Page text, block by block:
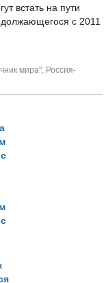
встать на пути
с 2011
мира", Россия-